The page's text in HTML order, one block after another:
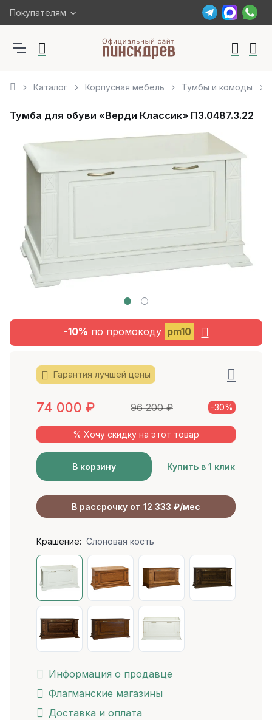
Покупателям
Каталог Корпусная мебель Тумбы и комоды
Тумба для обуви «Верди Классик» П3.0487.3.22
-10% по промокоду pm10
Гарантия лучшей цены
74 000 ₽ 96 200₽ -30%
% Хочу скидку на этот товар
В корзину Купить в 1 клик
В рассрочку от 12 333 ₽/мес
Крашение: Слоновая кость
Информация о продавце
Флагманские магазины
Доставка и оплата